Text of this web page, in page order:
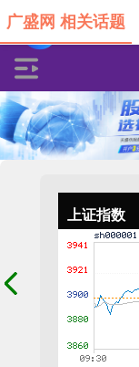
上证指数
广盛网 相关话题